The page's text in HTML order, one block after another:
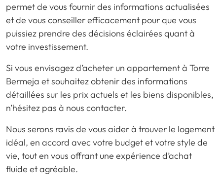
permet de vous fournir des informations actualisées
et de vous conseiller efficacement pour que vous
puissiez prendre des décisions éclairées quant à
votre investissement.
Si vous envisagez d’acheter un appartement à Torre
Bermeja et souhaitez obtenir des informations
détaillées sur les prix actuels et les biens disponibles,
n’hésitez pas à nous contacter.
Nous serons ravis de vous aider à trouver le logement
idéal, en accord avec votre budget et votre style de
vie, tout en vous offrant une expérience d’achat
fluide et agréable.